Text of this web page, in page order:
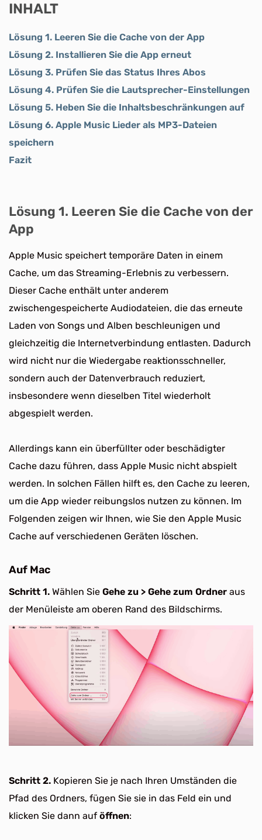
INHALT
Lösung 1. Leeren Sie die Cache von der App
Lösung 2. Installieren Sie die App erneut
Lösung 3. Prüfen Sie das Status Ihres Abos
Lösung 4. Prüfen Sie die Lautsprecher-Einstellungen
Lösung 5. Heben Sie die Inhaltsbeschränkungen auf
Lösung 6. Apple Music Lieder als MP3-Dateien
speichern
Fazit
Lösung 1. Leeren Sie die Cache von der
App
Apple Music speichert temporäre Daten in einem
Cache, um das Streaming-Erlebnis zu verbessern.
Dieser Cache enthält unter anderem
zwischengespeicherte Audiodateien, die das erneute
Laden von Songs und Alben beschleunigen und
gleichzeitig die Internetverbindung entlasten. Dadurch
wird nicht nur die Wiedergabe reaktionsschneller,
sondern auch der Datenverbrauch reduziert,
insbesondere wenn dieselben Titel wiederholt
abgespielt werden.
Allerdings kann ein überfüllter oder beschädigter
Cache dazu führen, dass Apple Music nicht abspielt
werden. In solchen Fällen hilft es, den Cache zu leeren,
um die App wieder reibungslos nutzen zu können. Im
Folgenden zeigen wir Ihnen, wie Sie den Apple Music
Cache auf verschiedenen Geräten löschen.
Auf Mac
Schritt 1. Wählen Sie Gehe zu > Gehe zum Ordner aus
der Menüleiste am oberen Rand des Bildschirms.
Schritt 2. Kopieren Sie je nach Ihren Umständen die
Pfad des Ordners, fügen Sie sie in das Feld ein und
klicken Sie dann auf öffnen: